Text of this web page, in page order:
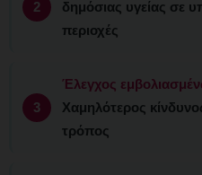
δημόσιας υγείας σε
περιοχές
Έλεγχος
Χαμηλότερος
τρόπος